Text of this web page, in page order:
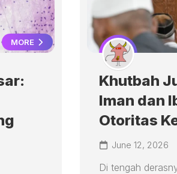
MORE
Khutbah
Iman dan
Otoritas
June 12, 2026
Di tengah